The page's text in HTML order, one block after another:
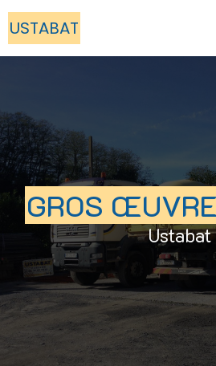
USTABAT
GROS
Ustabat
Panneau de gestion des cookies